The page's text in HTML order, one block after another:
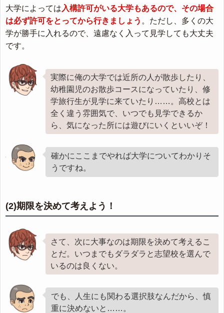
大学によっては 入構許可がいる大学もあるので、その場合
は必ず許可をとってから行きましょう 。ただし、多くの大
学が勝手に入れるので、遠慮なく入って見学しても大丈夫
です。
実際に俺の大学では近所の人が散歩したり、
幼稚園児のお散歩コースになっていたり、修
学旅行生が見学に来ていたり……。高校とは
全く違う雰囲気で、いつでも見学できるか
ら、気になった所には遊びにいくといいぞ！
確かにここまでやれば大学についてわかりそ
うですね。
(2)期限を決めて考えよう！
さて、次に大事なのは期限を決めて考えるこ
とだ。いつまでもダラダラと志望校を選んで
いるのは良くない。
でも、人生にも関わる選択肢なんだから、慎
重に決めないと……。